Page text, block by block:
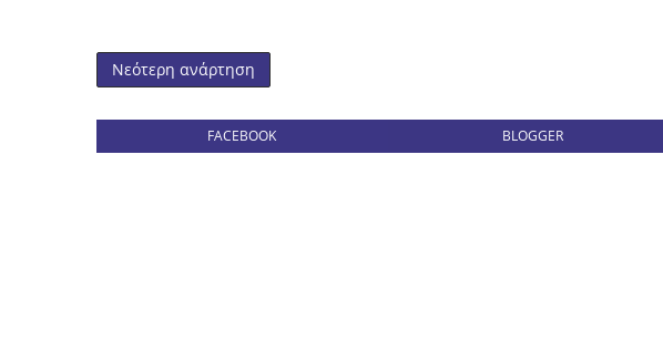
Νεότερη ανάρτηση
FACEBOOK BLOGGER